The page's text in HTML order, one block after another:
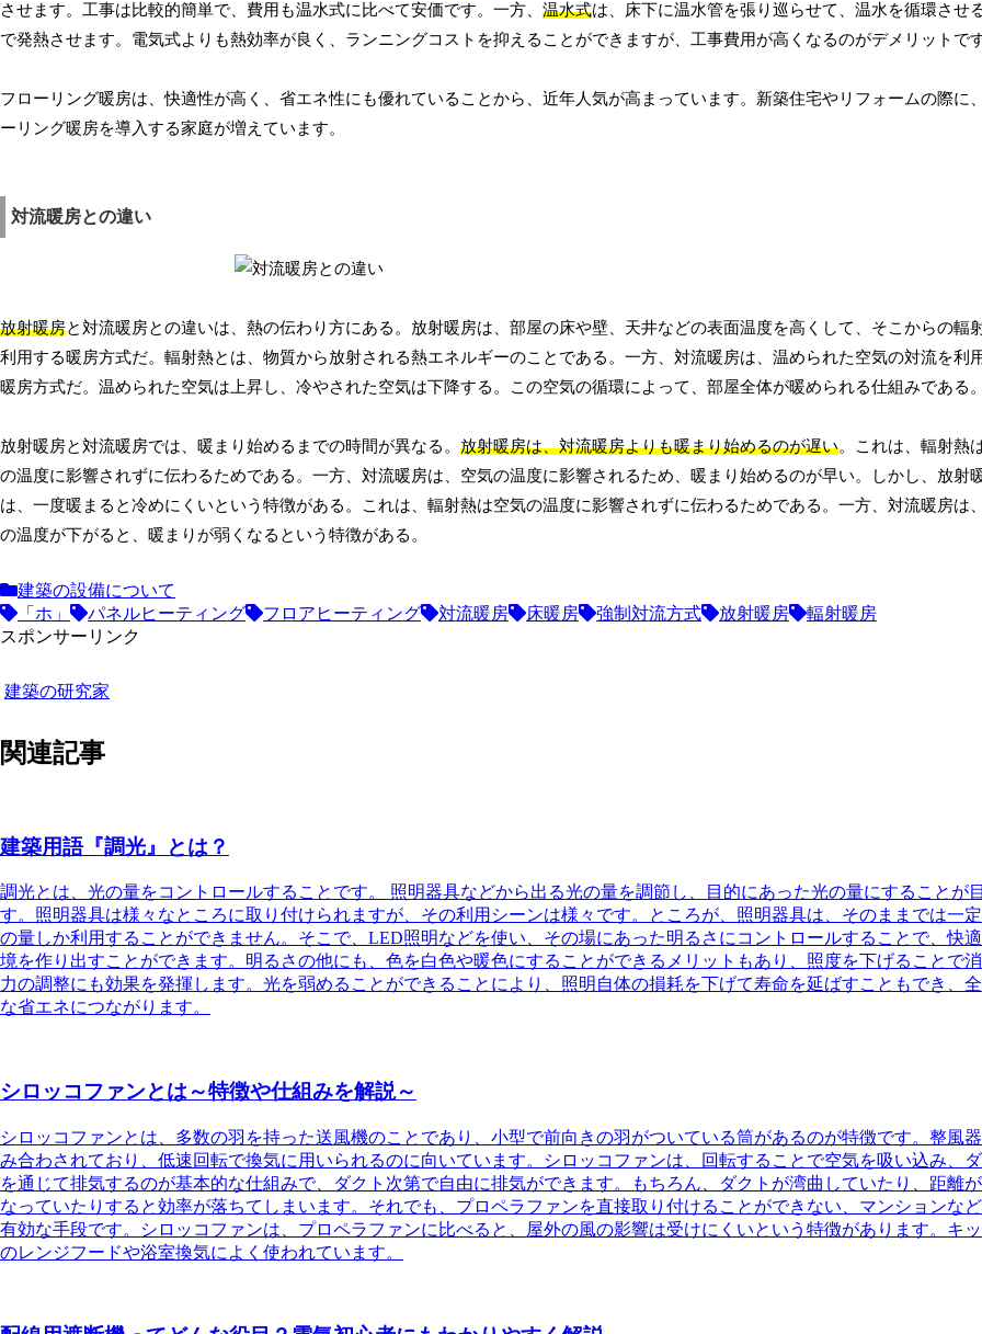
させます。工事は比較的簡単で、費用も温水式に比べて安価です。一方、 温水式は、床下に温水管を張り巡らせて、温水を循環させ
で発熱させます。電気式よりも熱効率が良く、ランニングコストを抑えることができますが、工事費用が高くなるのがデメリットです
フローリング暖房は、快適性が高く、省エネ性にも優れていることから、近年人気が高まっています。新築住宅やリフォームの際に
ーリング暖房を導入する家庭が増えています。
対流暖房との違い
放射暖房と対流暖房との違いは、熱の伝わり方にある。放射暖房は、部屋の床や壁、天井などの表面温度を高くして、そこからの輻
利用する暖房方式だ。輻射熱とは、物質から放射される熱エネルギーのことである。一方、対流暖房は、温められた空気の対流を利
暖房方式だ。温められた空気は上昇し、冷やされた空気は下降する。この空気の循環によって、部屋全体が暖められる仕組みである。
放射暖房と対流暖房では、暖まり始めるまでの時間が異なる。 放射暖房は、対流暖房よりも暖まり始めるのが遅い。これは、輻射熱
の温度に影響されずに伝わるためである。一方、対流暖房は、空気の温度に影響されるため、暖まり始めるのが早い。しかし、放射
は、一度暖まると冷めにくいという特徴がある。これは、輻射熱は空気の温度に影響されずに伝わるためである。一方、対流暖房は
の温度が下がると、暖まりが弱くなるという特徴がある。
建築の設備について
「ホ」
パネルヒーティング フロアヒーティング 対流暖房 床暖房 強制対流方式 放射暖房
輻射暖房
スポンサーリンク
建築の研究家
関連記事
建築用語『調光』とは？
調光とは、光の量をコントロールすることです。
照明器具などから出る光の量を調節し、目的にあった光の量にすることが
す。照明器具は様々なところに取り付けられますが、その利用シーンは様々です。ところが、照明器具は、そのままでは一
の量しか利用することができません。そこで、LED照明などを使い、その場にあった明るさにコントロールすることで、快
境を作り出すことができます。明るさの他にも、色を白色や暖色にすることができるメリットもあり、照度を下げることで
力の調整にも効果を発揮します。光を弱めることができることにより、照明自体の損耗を下げて寿命を延ばすこともでき、
な省エネにつながります。
シロッコファンとは～特徴や仕組みを解説～
シロッコファンとは、多数の羽を持った送風機のこと であり、小型で前向きの羽がついている筒があるのが特徴です。整風
み合わされており、 低速回転で換気に用いられるのに向いています。シロッコファンは、回転することで空気を吸い込み、ダ
を通じて排気するのが基本的な仕組みで、ダクト次第で自由に排気ができます。もちろん、ダクトが湾曲していたり、距離が
なっていたりすると効率が落ちてしまいます。それでも、プロペラファンを直接取り付けることができない、マンションな
有効な手段です。シロッコファンは、プロペラファンに比べると、屋外の風の影響は受けにくいという特徴があります。キ
のレンジフードや浴室換気によく使われています。